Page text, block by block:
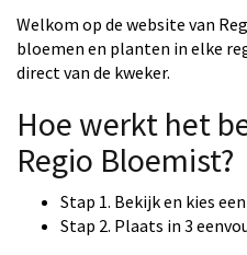
Welkom op de website van
bloemen en planten in elke
direct van de kweker.
Hoe werkt het
Regio Bloemist?
Stap 1. Bekijk en kies
Stap 2. Plaats in 3